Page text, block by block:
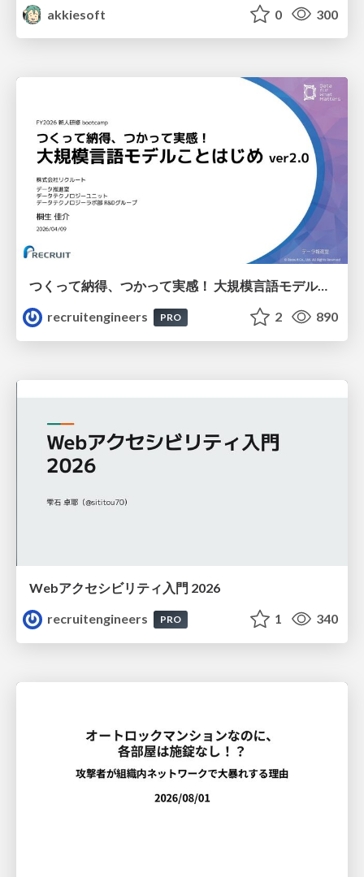
akkiesoft
0 300
つくって納得、つかって実感！ 大規模言語モデルことはじめ ver2.0
recruitengineers
PRO 2 890
Webアクセシビリティ入門 2026
recruitengineers
PRO 1 340